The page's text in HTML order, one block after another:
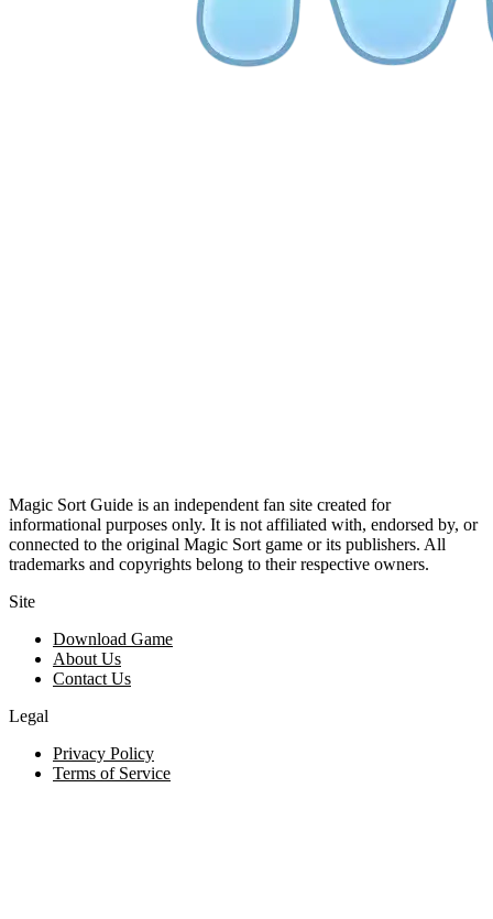
Magic Sort Guide is an independent fan site created for
informational purposes only. It is not affiliated with, endorsed by, or
connected to the original Magic Sort game or its publishers. All
trademarks and copyrights belong to their respective owners.
Site
Download Game
About Us
Contact Us
Legal
Privacy Policy
Terms of Service